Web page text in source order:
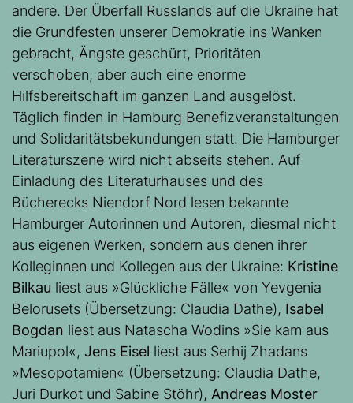
andere. Der Überfall Russlands auf die Ukraine hat
die Grundfesten unserer Demokratie ins Wanken
gebracht, Ängste geschürt, Prioritäten
verschoben, aber auch eine enorme
Hilfsbereitschaft im ganzen Land ausgelöst.
Täglich finden in Hamburg Benefizveranstaltungen
und Solidaritätsbekundungen statt. Die Hamburger
Literaturszene wird nicht abseits stehen. Auf
Einladung des Literaturhauses und des
Bücherecks Niendorf Nord lesen bekannte
Hamburger Autorinnen und Autoren, diesmal nicht
aus eigenen Werken, sondern aus denen ihrer
Kolleginnen und Kollegen aus der Ukraine: Kristine
Bilkau liest aus »Glückliche Fälle« von Yevgenia
Belorusets (Übersetzung: Claudia Dathe), Isabel
Bogdan liest aus Natascha Wodins »Sie kam aus
Mariupol«, Jens Eisel liest aus Serhij Zhadans
»Mesopotamien« (Übersetzung: Claudia Dathe,
Juri Durkot und Sabine Stöhr), Andreas Moster